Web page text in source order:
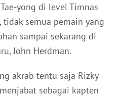
yong di level Timnas
tidak semua pemain yang
sampai sekarang di
John Herdman.
akrab tentu saja Rizky
sebagai kapten